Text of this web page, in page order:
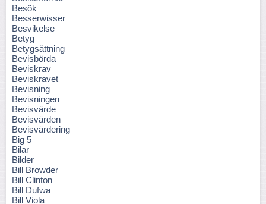
Besök
Besserwisser
Besvikelse
Betyg
Betygsättning
Bevisbörda
Beviskrav
Beviskravet
Bevisning
Bevisningen
Bevisvärde
Bevisvärden
Bevisvärdering
Big 5
Bilar
Bilder
Bill Browder
Bill Clinton
Bill Dufwa
Bill Viola